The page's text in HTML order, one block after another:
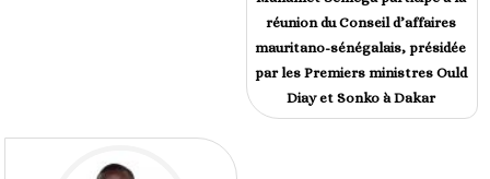
réunion du Conseil d’affaires
mauritano-sénégalais, présidée
par les Premiers ministres Ould
Diay et Sonko à Dakar